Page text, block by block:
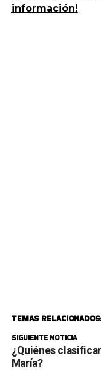
información!
TEMAS
SIGUIENTE NOTICIA
¿Quiénes
María?